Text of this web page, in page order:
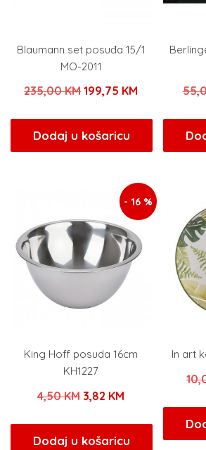
Blaumann set posuđa 15/1
MO-2011
235,00KMIzvorna
bila
je:
199,75 KM Trenutna
199,75 KM.
Dodaj u košaricu
- 16 %
King Hoff posuda 16cm
KH1227
4,50KM Izvorna
bila
3,82 KM
je:
Dodaj u košaricu
In art